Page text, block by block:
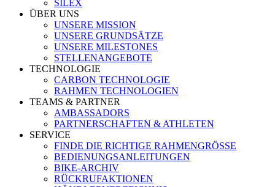
SILEX
ÜBER UNS
UNSERE MISSION
UNSERE GRUNDSÄTZE
UNSERE MILESTONES
STELLENANGEBOTE
TECHNOLOGIE
CARBON TECHNOLOGIE
RAHMEN TECHNOLOGIEN
TEAMS & PARTNER
AMBASSADORS
PARTNERSCHAFTEN & ATHLETEN
SERVICE
FINDE DIE RICHTIGE RAHMENGRÖSSE
BEDIENUNGSANLEITUNGEN
BIKE-ARCHIV
RÜCKRUFAKTIONEN